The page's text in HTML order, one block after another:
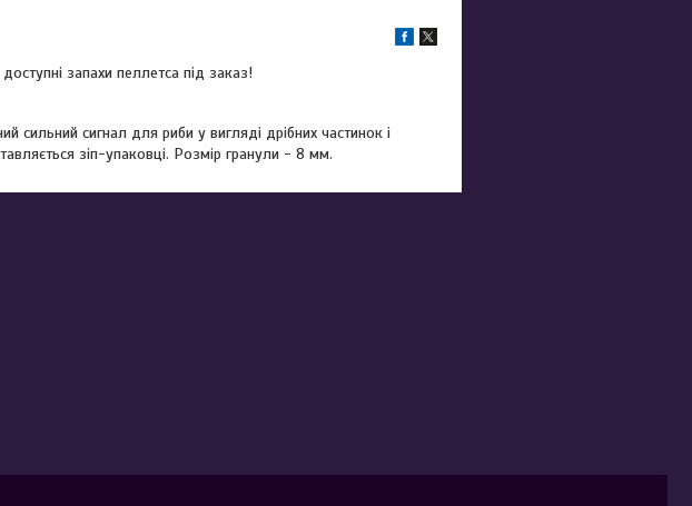
запахи пеллетса під заказ!
сильний сигнал для риби у вигляді дрібних частинок і
зіп-упаковці. Розмір гранули - 8 мм.